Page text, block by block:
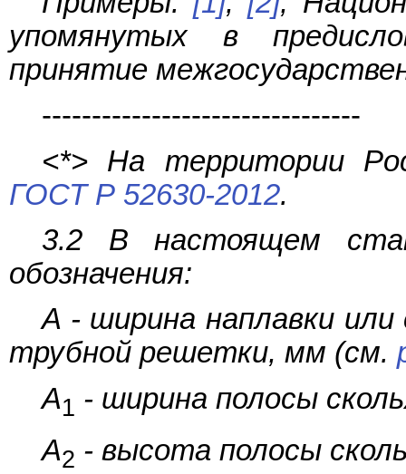
упомянутых в
принятие
--------------------------------
<*> На территории
ГОСТ Р 52630-2012.
3.2 В настоящем
обозначения:
A - ширина наплавки или
трубной решетки, мм (см.
A1 - ширина полосы
A2 - высота полосы